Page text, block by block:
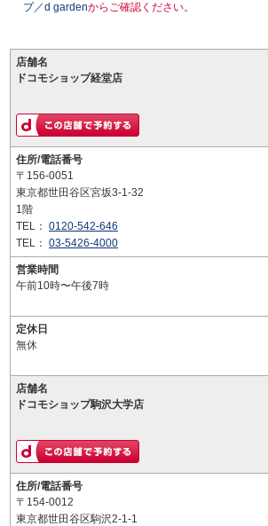
プ／d gardenからご確認ください。
店舗名
ドコモショップ経堂店
住所/電話番号
〒156-0051
東京都世田谷区宮坂3-1-32
1階
TEL： 0120-542-646
TEL： 03-5426-4000
営業時間
午前10時〜午後7時
定休日
無休
店舗名
ドコモショップ駒沢大学店
住所/電話番号
〒154-0012
東京都世田谷区駒沢2-1-1